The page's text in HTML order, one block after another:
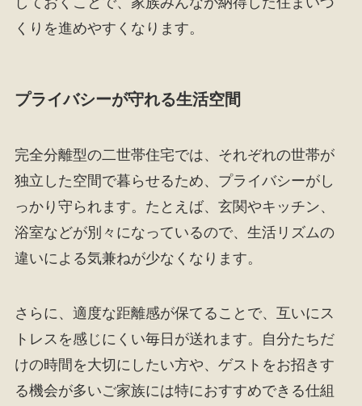
くりを進めやすくなります。
プライバシーが守れる生活空間
完全分離型の二世帯住宅では、それぞれの世帯が
独立した空間で暮らせるため、プライバシーがし
っかり守られます。たとえば、玄関やキッチン、
浴室などが別々になっているので、生活リズムの
違いによる気兼ねが少なくなります。
さらに、適度な距離感が保てることで、互いにス
トレスを感じにくい毎日が送れます。自分たちだ
けの時間を大切にしたい方や、ゲストをお招きす
る機会が多いご家族には特におすすめできる仕組